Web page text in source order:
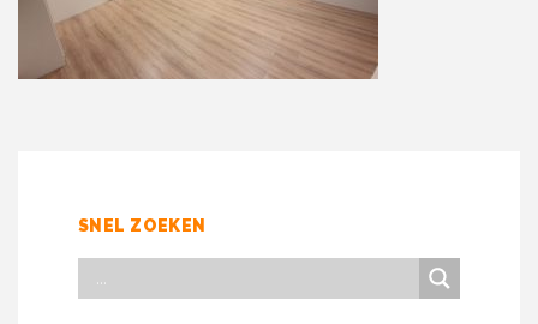
SNEL ZOEKEN